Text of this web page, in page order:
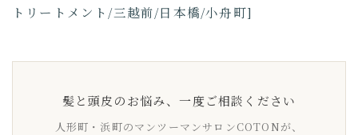
トリートメント/三越前/日本橋/小舟町]
髪と頭皮のお悩み、一度ご相談ください
人形町・浜町のマンツーマンサロンCOTONが、